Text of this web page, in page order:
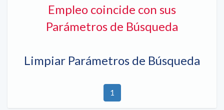
Empleo coincide con sus
Parámetros de Búsqueda
Limpiar Parámetros de Búsqueda
1